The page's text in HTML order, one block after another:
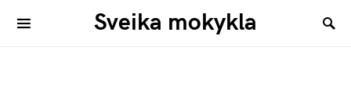
Sveika mokykla